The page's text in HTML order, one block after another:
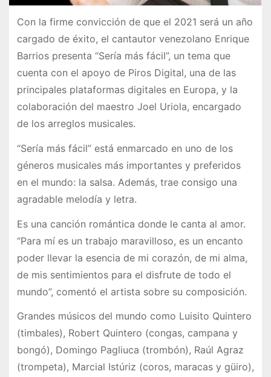
Con la firme convicción de que el 2021 será un año
cargado de éxito, el cantautor venezolano Enrique
Barrios presenta “Sería más fácil”, un tema que
cuenta con el apoyo de Piros Digital, una de las
principales plataformas digitales en Europa, y la
colaboración del maestro Joel Uriola, encargado
de los arreglos musicales.
“Sería más fácil” está enmarcado en uno de los
géneros musicales más importantes y preferidos
en el mundo: la salsa. Además, trae consigo una
agradable melodía y letra.
Es una canción romántica donde le canta al amor.
“Para mí es un trabajo maravilloso, es un encanto
poder llevar la esencia de mi corazón, de mi alma,
de mis sentimientos para el disfrute de todo el
mundo”, comentó el artista sobre su composición.
Grandes músicos del mundo como Luisito Quintero
(timbales), Robert Quintero (congas, campana y
bongó), Domingo Pagliuca (trombón), Raúl Agraz
(trompeta), Marcial Istúriz (coros, maracas y güiro),